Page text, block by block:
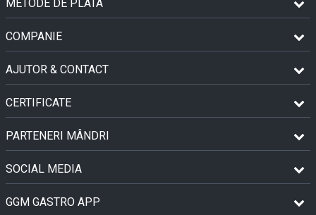
METODE DE PLATA
COMPANIE
AJUTOR & CONTACT
CERTIFICATE
PARTENERI MÂNDRI
SOCIAL MEDIA
GGM GASTRO APP